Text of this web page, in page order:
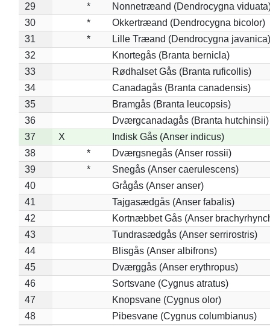
29
*
Nonnetræand (Dendrocygna
30
*
Okkertræand (Dendrocygna bicolor)
31
*
Lille Træand (Dendrocygna javanica)
32
Knortegås (Branta bernicla)
33
Rødhalset Gås (Branta ruficollis)
34
Canadagås (Branta canadensis)
35
Bramgås (Branta leucopsis)
36
Dværgcanadagås (Branta hutchinsii)
37
X
Indisk Gås (Anser indicus)
38
*
Dværgsnegås (Anser rossii)
39
*
Snegås (Anser caerulescens)
40
Grågås (Anser anser)
41
Tajgasædgås (Anser fabalis)
42
Kortnæbbet Gås (Anser
43
Tundrasædgås (Anser serrirostris)
44
Blisgås (Anser albifrons)
45
Dværggås (Anser erythropus)
46
Sortsvane (Cygnus atratus)
47
Knopsvane (Cygnus olor)
48
Pibesvane (Cygnus columbianus)